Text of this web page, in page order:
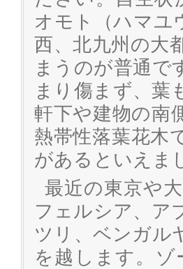
オモト（ハマユ
西、北九州の大
まうのが普通で
まり傷まず、葉
軒下や建物の南
熱帯性落葉花木
があるといえま
最近の東京や
フェルシア、ア
ツリ、ベンガル
を越します。